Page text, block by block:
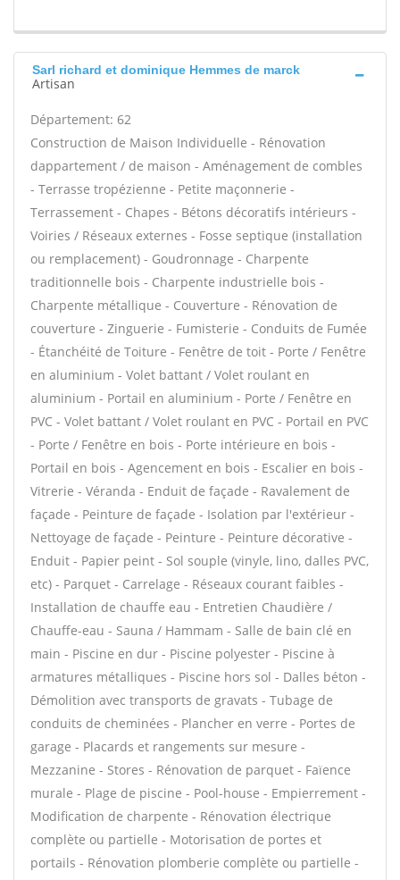
Sarl richard et dominique Hemmes de marck
Artisan
Département: 62
Construction de Maison Individuelle - Rénovation
dappartement / de maison - Aménagement de combles
- Terrasse tropézienne - Petite maçonnerie -
Terrassement - Chapes - Bétons décoratifs intérieurs -
Voiries / Réseaux externes - Fosse septique (installation
ou remplacement) - Goudronnage - Charpente
traditionnelle bois - Charpente industrielle bois -
Charpente métallique - Couverture - Rénovation de
couverture - Zinguerie - Fumisterie - Conduits de Fumée
- Étanchéité de Toiture - Fenêtre de toit - Porte / Fenêtre
en aluminium - Volet battant / Volet roulant en
aluminium - Portail en aluminium - Porte / Fenêtre en
PVC - Volet battant / Volet roulant en PVC - Portail en PVC
- Porte / Fenêtre en bois - Porte intérieure en bois -
Portail en bois - Agencement en bois - Escalier en bois -
Vitrerie - Véranda - Enduit de façade - Ravalement de
façade - Peinture de façade - Isolation par l'extérieur -
Nettoyage de façade - Peinture - Peinture décorative -
Enduit - Papier peint - Sol souple (vinyle, lino, dalles PVC,
etc) - Parquet - Carrelage - Réseaux courant faibles -
Installation de chauffe eau - Entretien Chaudière /
Chauffe-eau - Sauna / Hammam - Salle de bain clé en
main - Piscine en dur - Piscine polyester - Piscine à
armatures métalliques - Piscine hors sol - Dalles béton -
Démolition avec transports de gravats - Tubage de
conduits de cheminées - Plancher en verre - Portes de
garage - Placards et rangements sur mesure -
Mezzanine - Stores - Rénovation de parquet - Faïence
murale - Plage de piscine - Pool-house - Empierrement -
Modification de charpente - Rénovation électrique
complète ou partielle - Motorisation de portes et
portails - Rénovation plomberie complète ou partielle -